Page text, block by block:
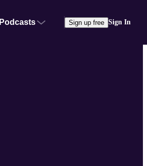
Podcasts Sign up free Sign In